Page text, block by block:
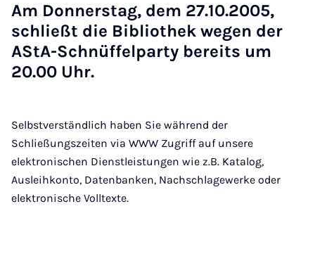
Am Don­ners­tag, dem 27.10.2005,
schließt die Bi­blio­thek we­gen der
AS­tA-Schnüf­fel­par­ty be­reits um
20.00 Uhr.
Selbstverständlich haben Sie während der
Schließungszeiten via WWW Zugriff auf unsere
elektronischen Dienstleistungen wie z.B. Katalog,
Ausleihkonto, Datenbanken, Nachschlagewerke oder
elektronische Volltexte.